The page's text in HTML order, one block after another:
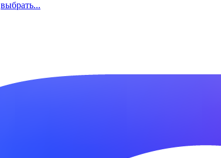
выбрать...